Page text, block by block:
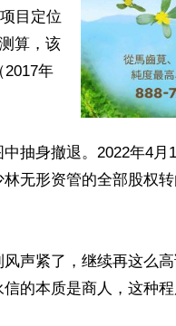
目定位
算，该
2017年
抽身撤退。2022年4月
无形资管的全部股权
声紧了，继续再这么
的本质是商人，这种